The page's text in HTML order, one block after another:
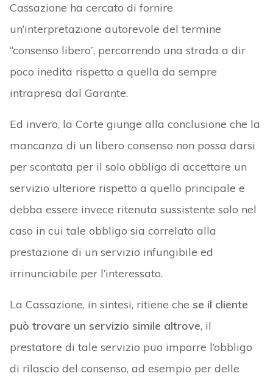
Cassazione ha cercato di fornire
un’interpretazione autorevole del termine
“consenso libero”, percorrendo una strada a dir
poco inedita rispetto a quella da sempre
intrapresa dal Garante.
Ed invero, la Corte giunge alla conclusione che la
mancanza di un libero consenso non possa darsi
per scontata per il solo obbligo di accettare un
servizio ulteriore rispetto a quello principale e
debba essere invece ritenuta sussistente solo nel
caso in cui tale obbligo sia correlato alla
prestazione di un servizio infungibile ed
irrinunciabile per l’interessato.
La Cassazione, in sintesi, ritiene che se il cliente
può trovare un servizio simile altrove, il
prestatore di tale servizio puo imporre l’obbligo
di rilascio del consenso, ad esempio per delle